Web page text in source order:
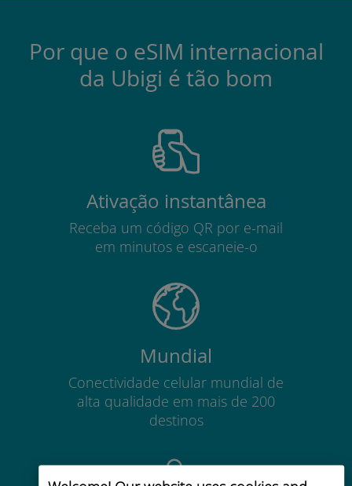
Por que o eSIM internacional
da Ubigi é tão bom
Ativação instantânea
Receba um código QR por e-mail
em minutos e escaneie-o
Mundial
Conectividade celular mundial de
alta qualidade em mais de 200
destinos